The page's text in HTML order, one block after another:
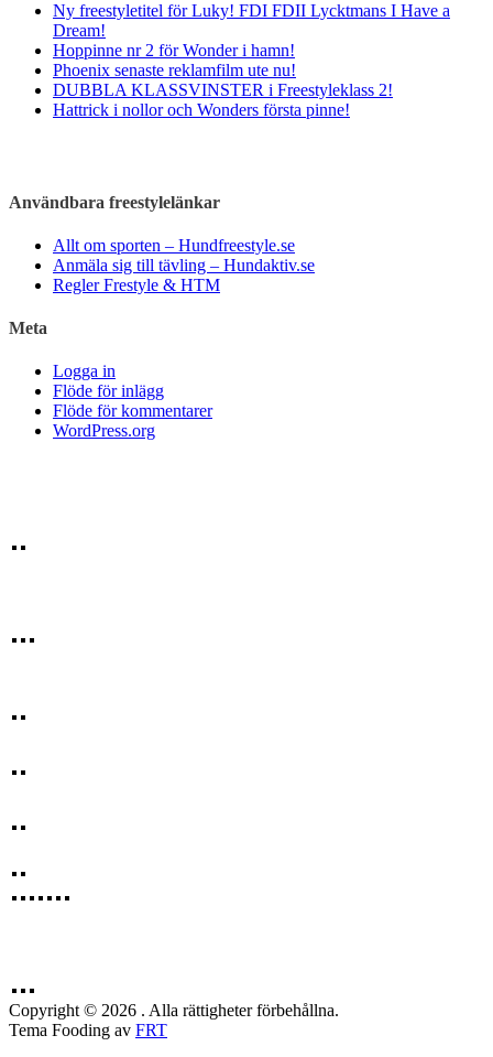
Ny freestyletitel för Luky! FDI FDII Lycktmans I Have a
Dream!
Hoppinne nr 2 för Wonder i hamn!
Phoenix senaste reklamfilm ute nu!
DUBBLA KLASSVINSTER i Freestyleklass 2!
Hattrick i nollor och Wonders första pinne!
Användbara freestylelänkar
Allt om sporten – Hundfreestyle.se
Anmäla sig till tävling – Hundaktiv.se
Regler Frestyle & HTM
Meta
Logga in
Flöde för inlägg
Flöde för kommentarer
WordPress.org
Copyright © 2026 . Alla rättigheter förbehållna.
Tema Fooding av FRT